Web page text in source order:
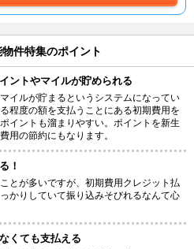
件特集のポイント
ントやマイルが貯められる
イルが貯まるというシステムになってい
程度の額を支払うことにある初期費用を
イントも溜まりやすい。ポイントを新生
用の節約にもなります。
！
とが多いですが、初期費用クレジット払
かりしていて振り込みそびれるなんて心
くても支払える